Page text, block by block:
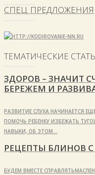
СПЕЦ. ПРЕДЛОЖЕНИЯ
ТЕМАТИЧЕСКИЕ
ЗДОРОВ – ЗНАЧИТ
БЕРЕЖЕМ И
РАЗВИТИЕ СЛУХА НАЧИНАЕТСЯ
ПОМОЧЬ РЕБЕНКУ ИЗБЕЖАТЬ
НАВЫКИ, ОБ ЭТОМ…
РЕЦЕПТЫ БЛИНОВ
БУДЕМ ВМЕСТЕ